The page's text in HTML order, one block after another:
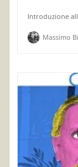
Introduzione
Massimo